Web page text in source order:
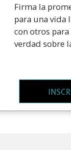
Firma la
para una vida
con otros
verdad sobre